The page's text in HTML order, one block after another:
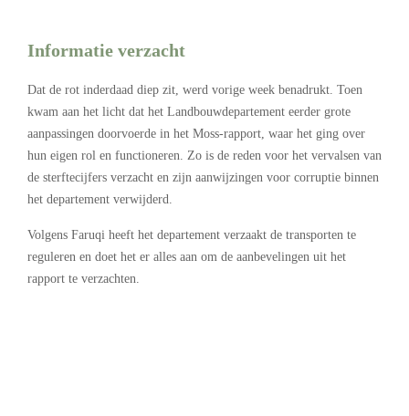
Informatie verzacht
Dat de rot inderdaad diep zit, werd vorige week benadrukt. Toen
kwam aan het licht dat het Landbouwdepartement eerder grote
aanpassingen doorvoerde in het Moss-rapport, waar het ging over
hun eigen rol en functioneren. Zo is de reden voor het vervalsen van
de sterftecijfers verzacht en zijn aanwijzingen voor corruptie binnen
het departement verwijderd.
Volgens Faruqi heeft het departement verzaakt de transporten te
reguleren en doet het er alles aan om de aanbevelingen uit het
rapport te verzachten.